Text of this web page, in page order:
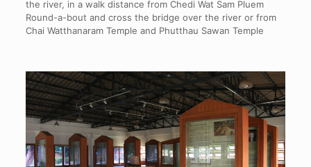
the river, in a walk distance from Chedi Wat Sam Pluem
Round-a-bout and cross the bridge over the river or from
Chai Watthanaram Temple and Phutthau Sawan Temple